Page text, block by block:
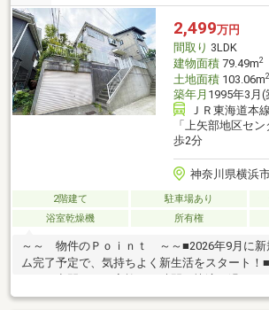
2,499万円
間取り 3LDK
建物面積79.49m2
土地面積103.06m2
築年月 1995年3月
ＪＲ東海道本
「上矢部地区セ
歩2分
神奈川県横浜
2階建て 駐車場あり
浴室乾燥機
所有権
～～ 物件のＰｏｉｎｔ ～～■2026年9月に新
ム完了予定で、気持ちよく新生活をスタート！
に加えリビング収納付きで、住空間をすっきり